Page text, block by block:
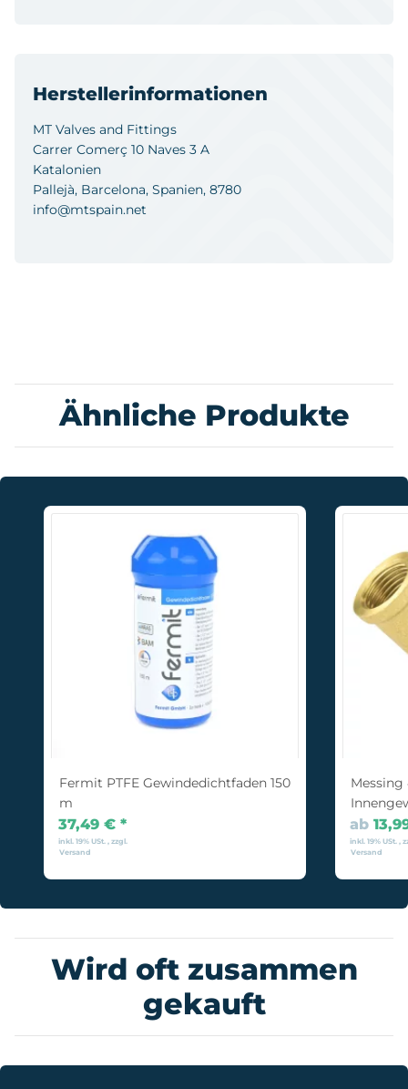
Herstellerinformationen
MT Valves and Fittings
Carrer Comerç 10 Naves 3 A
Katalonien
Pallejà, Barcelona, Spanien, 8780
info@mtspain.net
Ähnliche Produkte
Fermit PTFE Gewindedichtfaden 150
m
37,49 € *
inkl. 19% USt. , zzgl.
Versand
Messing
ab
inkl. 19% USt. ,
Versand
Wird oft zusammen
gekauft